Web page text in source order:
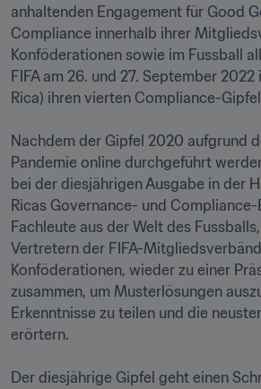
anhaltenden Engagement für Good
Compliance innerhalb ihrer
Konföderationen sowie im Fussball
FIFA am 26. und 27. September
Rica) ihren vierten Compliance-
Nachdem der Gipfel 2020 aufgrund
Pandemie online durchgeführt
bei der diesjährigen Ausgabe in der
Ricas Governance- und
Fachleute aus der Welt des
Vertretern der FIFA-
Konföderationen, wieder zu einer
zusammen, um Musterlösungen
Erkenntnisse zu teilen und die
erörtern.
Der diesjährige Gipfel geht einen